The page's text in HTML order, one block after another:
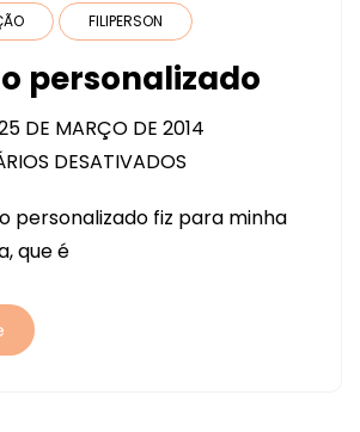
FILIPERSON
personalizado
DE MARÇO DE 2014
DESATIVADOS
PERSONALIZADO
personalizado fiz para minha
que é